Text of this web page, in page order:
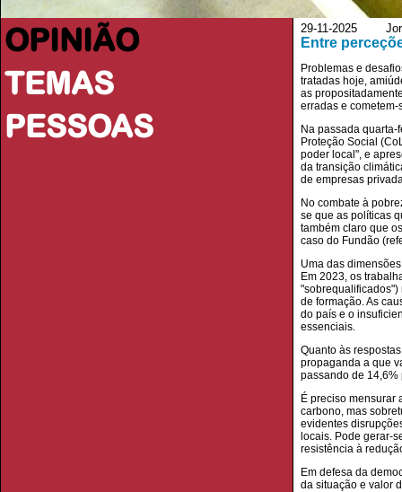
OPINIÃO
TEMAS
PESSOAS
29-11-2025
Entre
Problemas e
tratadas hoje,
as
erradas e
Na passada
Proteção Social
poder local", e
da transição
de empresas
No combate à
se que as políticas
também claro que
caso do Fundão
Uma das
Em 2023, os
de formação. As
do país e o
essenciais.
Quanto às
propaganda a que
passando de 14,6%
É preciso mensurar
carbono, mas
evidentes
locais. Pode gerar-
resistência à
Em defesa da
da situação e valor